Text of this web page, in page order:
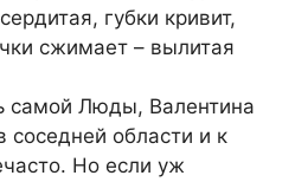
губки кривит,
сжимает – вылитая
самой Люды, Валентина
соседней области и к
Но если уж